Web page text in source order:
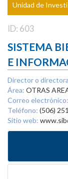
Unidad de
ID: 603
SISTEMA
E
Director o
Área: OTRAS
Correo electrónico:
Teléfono: (506)
Sitio web: